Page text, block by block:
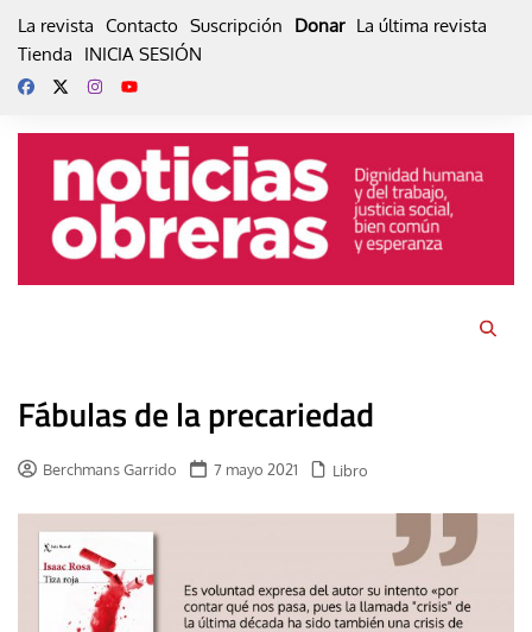
La revista Contacto Suscripción Donar La última revista
Tienda
INICIA SESIÓN
Fábulas de la precariedad
Berchmans Garrido 7 mayo 2021 Libro